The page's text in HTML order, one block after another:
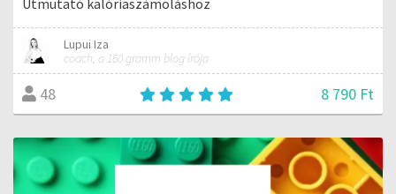
Lupui Iza
coach, a 160 gramm blog írója
48 8 790 Ft